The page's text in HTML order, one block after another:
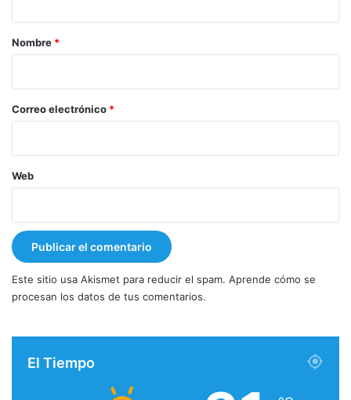
r
*
Nombre *
Correo electrónico *
Web
Este sitio usa Akismet para reducir el spam. Aprende cómo se
procesan los datos de tus comentarios.
El Tiempo